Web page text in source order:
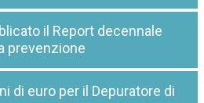
il Report decennale
prevenzione
di euro per il Depuratore di